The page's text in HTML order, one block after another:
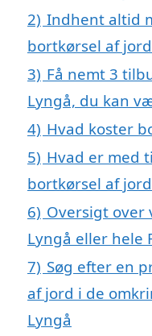
2) Indhent altid
bortkørsel af
3) Få nemt 3
Lyngå, du kan
4) Hvad koster
5) Hvad er med
bortkørsel af
6) Oversigt over
Lyngå eller hele
7) Søg efter en
af jord i de
Lyngå